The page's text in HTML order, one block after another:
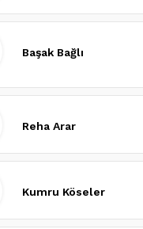
Başak Bağlı
Reha Arar
Kumru Köseler